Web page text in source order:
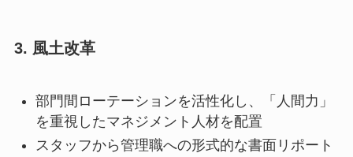
3. 風土改革
部門間ローテーションを活性化し、「人間力」
を重視したマネジメント人材を配置
スタッフから管理職への形式的な書面リポート